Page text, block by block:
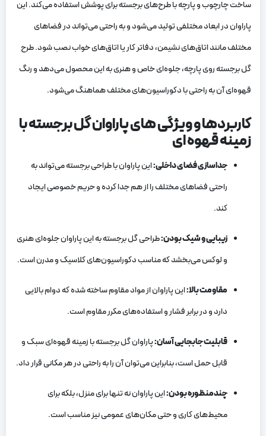
ساخت چارچوب و پارچه با طرح‌های برجسته برای پوشش استفاده می‌کند. این
پاراوان در ابعاد مختلفی تولید می‌شود و به راحتی می‌تواند در فضاهای
مختلف مانند اتاق‌های نشیمن، دفاتر کار یا اتاق‌های خواب نصب شود. طرح
گل برجسته روی پارچه، جلوه‌ای خاص و هنری به این محصول می‌دهد و رنگ
قهوه‌ای آن به راحتی با دکوراسیون‌های مختلف هماهنگ می‌شود.
کاربردها و ویژگی های پاراوان گل برجسته با
زمینه قهوه ای
جداسازی فضای داخلی:این پاراوان با طراحی برجسته می‌تواند به
راحتی فضاهای مختلف را از هم جدا کرده و حریم خصوصی ایجاد
کند.
زیبایی و شیک بودن:طراحی گل برجسته به این پاراوان جلوه‌ای هنری
و لوکس می‌بخشد که مناسب دکوراسیون‌های کلاسیک و مدرن است.
مقاومت بالا:این پاراوان از مواد مقاوم ساخته شده که دوام بالایی
دارد و در برابر فشار و استفاده‌های مکرر مقاوم است.
قابلیت جابجایی آسان:پاراوان گل برجسته با زمینه قهوه‌ای سبک و
قابل حمل است، بنابراین می‌توان آن را به راحتی در هر مکانی قرار داد.
چندمنظوره بودن:این پاراوان نه تنها برای منزل، بلکه برای
محیط‌های کاری و حتی مکان‌های عمومی نیز مناسب است.